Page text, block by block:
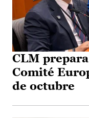
CLM
Comité
de octubre